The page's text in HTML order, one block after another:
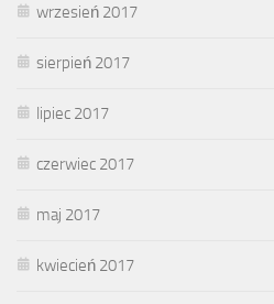
wrzesień 2017
sierpień 2017
lipiec 2017
czerwiec 2017
maj 2017
kwiecień 2017